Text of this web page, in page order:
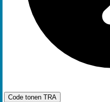
Code tonen TRA